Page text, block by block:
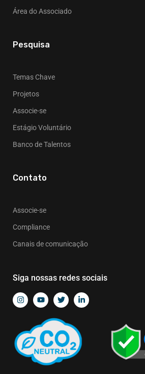
Área do Associado
Pesquisa
Temas Chave
Projetos
Associe-se
Estágio Voluntário
Banco de Talentos
Contato
Associe-se
Compliance
Canais de comunicação
Siga nossas redes sociais